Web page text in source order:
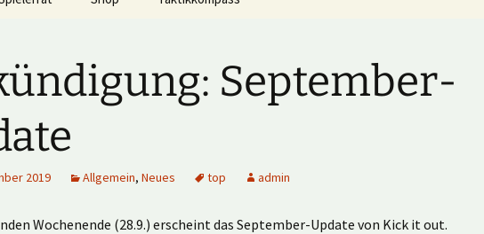
September-
2019 Allgemein, Neues top admin
Wochenende (28.9.) erscheint das September-Update von Kick it out.